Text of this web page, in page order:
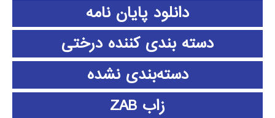
دانلود پايان نامه
دسته بندی کننده درختی
دسته‌بندی نشده
زاب ZAB